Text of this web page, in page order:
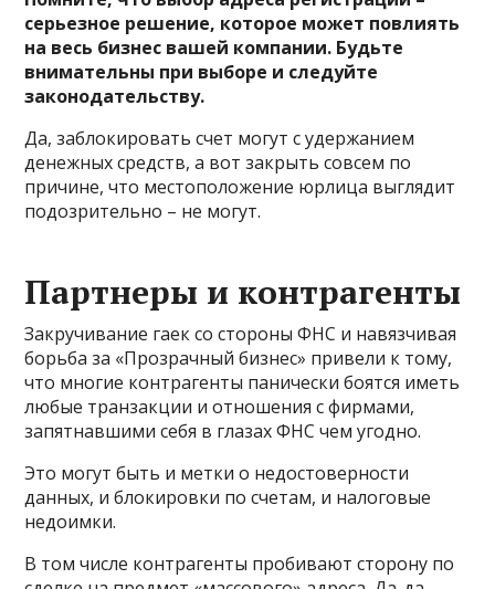
серьезное решение, которое может повлиять
на весь бизнес вашей компании. Будьте
внимательны при выборе и следуйте
законодательству.
Да, заблокировать счет могут с удержанием
денежных средств, а вот закрыть совсем по
причине, что местоположение юрлица выглядит
подозрительно – не могут.
Партнеры и контрагенты
Закручивание гаек со стороны ФНС и навязчивая
борьба за «Прозрачный бизнес» привели к тому,
что многие контрагенты панически боятся иметь
любые транзакции и отношения с фирмами,
запятнавшими себя в глазах ФНС чем угодно.
Это могут быть и метки о недостоверности
данных, и блокировки по счетам, и налоговые
недоимки.
В том числе контрагенты пробивают сторону по